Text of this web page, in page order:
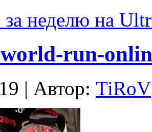
неделю на
run-
| Автор: TiRoV